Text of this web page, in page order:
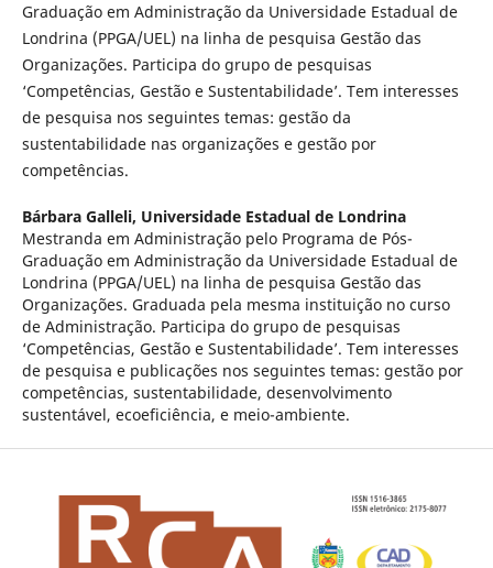
Graduação em Administração da Universidade Estadual de
Londrina (PPGA/UEL) na linha de pesquisa Gestão das
Organizações. Participa do grupo de pesquisas
‘Competências, Gestão e Sustentabilidade’. Tem interesses
de pesquisa nos seguintes temas: gestão da
sustentabilidade nas organizações e gestão por
competências.
Bárbara Galleli, Universidade Estadual de Londrina
Mestranda em Administração pelo Programa de Pós-
Graduação em Administração da Universidade Estadual de
Londrina (PPGA/UEL) na linha de pesquisa Gestão das
Organizações. Graduada pela mesma instituição no curso
de Administração. Participa do grupo de pesquisas
‘Competências, Gestão e Sustentabilidade’. Tem interesses
de pesquisa e publicações nos seguintes temas: gestão por
competências, sustentabilidade, desenvolvimento
sustentável, ecoeficiência, e meio-ambiente.